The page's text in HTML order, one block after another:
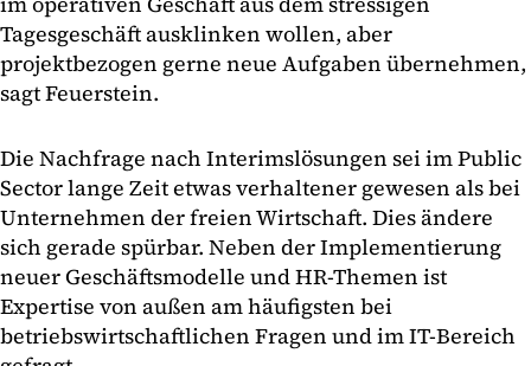
Tagesgeschäft ausklinken wollen, aber
projektbezogen gerne neue Aufgaben übernehmen,
sagt Feuerstein.
Die Nachfrage nach Interimslösungen sei im Public
Sector lange Zeit etwas verhaltener gewesen als bei
Unternehmen der freien Wirtschaft. Dies ändere
sich gerade spürbar. Neben der Implementierung
neuer Geschäftsmodelle und HR-Themen ist
Expertise von außen am häufigsten bei
betriebswirtschaftlichen Fragen und im IT-Bereich